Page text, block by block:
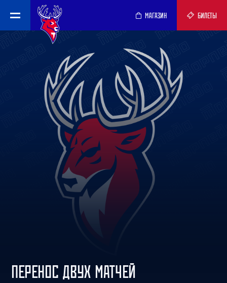
МАГАЗИН БИЛЕТЫ
ПЕРЕНОС ДВУХ МАТЧЕЙ